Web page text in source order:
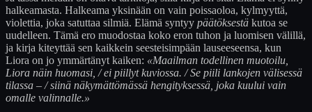
halkeamasta. Halkeama yksinään on vain poissaoloa, kylmyyttä,
violettia, joka satuttaa silmiä. Elämä syntyy päätöksestä kutoa se
uudelleen. Tämä ero muodostaa koko eron tuhon ja luomisen välillä,
ja kirja kiteyttää sen kaikkein seesteisimpään lauseeseensa, kun
Liora on jo ymmärtänyt kaiken: «Maailman todellinen muotoilu,
Liora näin huomasi, / ei piillyt kuviossa. / Se piili lankojen välisessä
tilassa – / siinä näkymättömässä hengityksessä, joka kuului vain
omalle valinnalle.»